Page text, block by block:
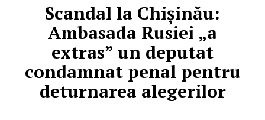
Scandal la Chișinău:
Ambasada Rusiei „a
extras” un deputat
condamnat penal pentru
deturnarea alegerilor